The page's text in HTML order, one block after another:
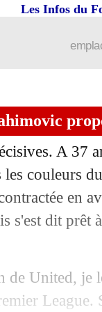
Les Infos du
A 37
couleurs
en
s'est dit prêt
United, je
League.
sa
pas emballé
Icardi ciblés
Monaco
veut